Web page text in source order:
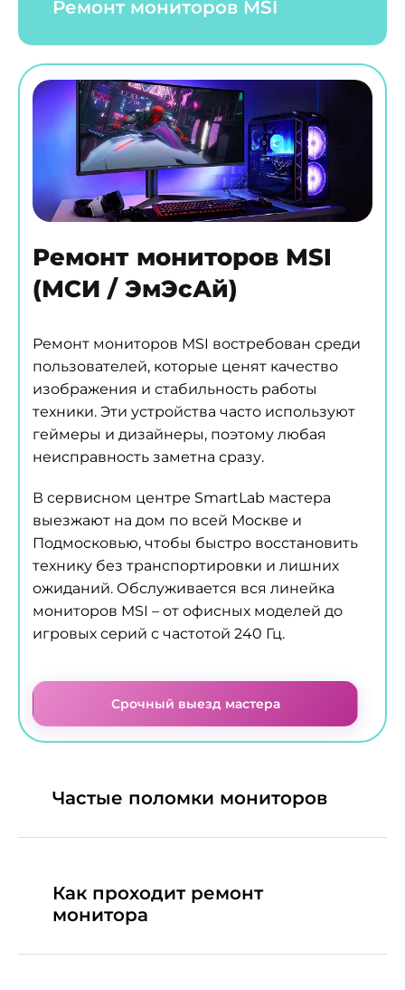
Ремонт мониторов MSI
Ремонт мониторов MSI
(МСИ / ЭмЭсАй)
Ремонт мониторов MSI востребован среди
пользователей, которые ценят качество
изображения и стабильность работы
техники. Эти устройства часто используют
геймеры и дизайнеры, поэтому любая
неисправность заметна сразу.
В сервисном центре SmartLab мастера
выезжают на дом по всей Москве и
Подмосковью, чтобы быстро восстановить
технику без транспортировки и лишних
ожиданий. Обслуживается вся линейка
мониторов MSI – от офисных моделей до
игровых серий с частотой 240 Гц.
Срочный выезд мастера
Частые поломки мониторов
Как проходит ремонт
монитора